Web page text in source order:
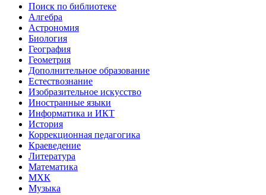
Поиск по библиотеке
Алгебра
Астрономия
Биология
География
Геометрия
Дополнительное образование
Естествознание
Изобразительное искусство
Иностранные языки
Информатика и ИКТ
История
Коррекционная педагогика
Краеведение
Литература
Математика
МХК
Музыка